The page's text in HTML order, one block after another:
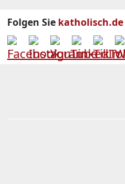
Folgen Sie katholisch.de